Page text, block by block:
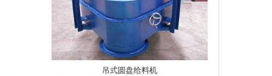
吊式圆盘给料机